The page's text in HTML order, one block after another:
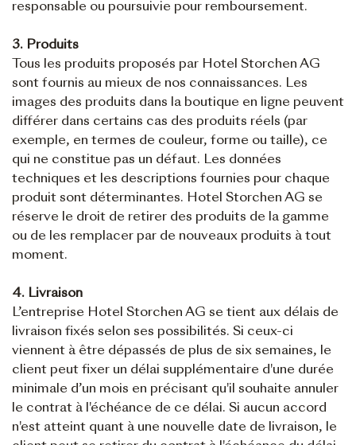
responsable ou poursuivie pour remboursement.
3. Produits
Tous les produits proposés par Hotel Storchen AG
sont fournis au mieux de nos connaissances. Les
images des produits dans la boutique en ligne peuvent
différer dans certains cas des produits réels (par
exemple, en termes de couleur, forme ou taille), ce
qui ne constitue pas un défaut. Les données
techniques et les descriptions fournies pour chaque
produit sont déterminantes. Hotel Storchen AG se
réserve le droit de retirer des produits de la gamme
ou de les remplacer par de nouveaux produits à tout
moment.
4. Livraison
L’entreprise Hotel Storchen AG se tient aux délais de
livraison fixés selon ses possibilités. Si ceux-ci
viennent à être dépassés de plus de six semaines, le
client peut fixer un délai supplémentaire d'une durée
minimale d’un mois en précisant qu'il souhaite annuler
le contrat à l'échéance de ce délai. Si aucun accord
n'est atteint quant à une nouvelle date de livraison, le